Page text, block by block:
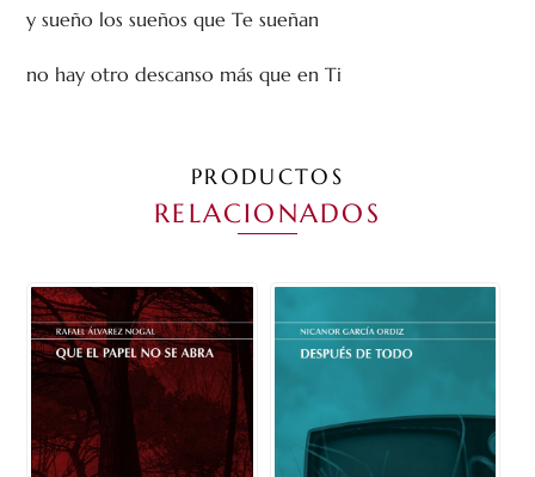
y sueño los sueños que Te sueñan
no hay otro descanso más que en Ti
PRODUCTOS
RELACIONADOS